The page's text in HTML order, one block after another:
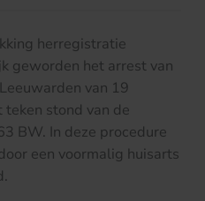
herregistratie
geworden het arrest van
van 19
stond van de
BW. In deze procedure
een voormalig huisarts